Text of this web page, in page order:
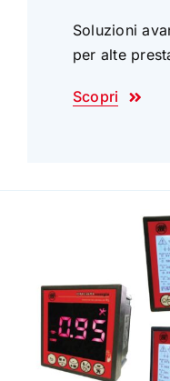
Soluzioni
per alte
Scopri